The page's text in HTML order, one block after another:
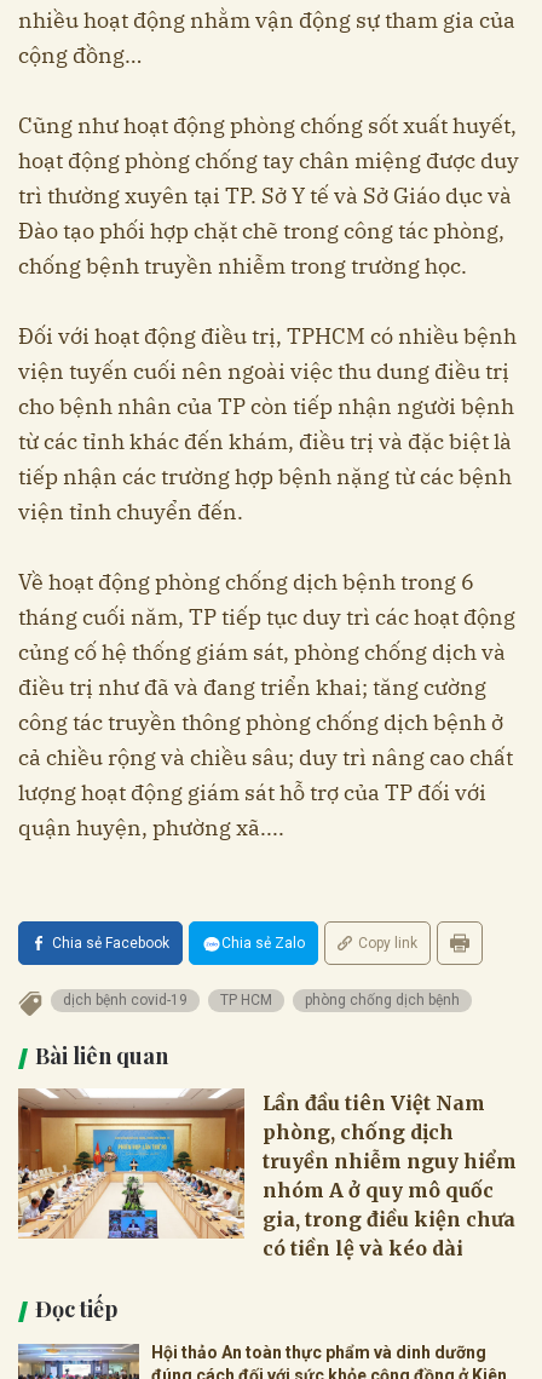
nhiều hoạt động nhằm vận động sự tham gia của
cộng đồng…
Cũng như hoạt động phòng chống sốt xuất huyết,
hoạt động phòng chống tay chân miệng được duy
trì thường xuyên tại TP. Sở Y tế và Sở Giáo dục và
Đào tạo phối hợp chặt chẽ trong công tác phòng,
chống bệnh truyền nhiễm trong trường học.
Đối với hoạt động điều trị, TPHCM có nhiều bệnh
viện tuyến cuối nên ngoài việc thu dung điều trị
cho bệnh nhân của TP còn tiếp nhận người bệnh
từ các tỉnh khác đến khám, điều trị và đặc biệt là
tiếp nhận các trường hợp bệnh nặng từ các bệnh
viện tỉnh chuyển đến.
Về hoạt động phòng chống dịch bệnh trong 6
tháng cuối năm, TP tiếp tục duy trì các hoạt động
củng cố hệ thống giám sát, phòng chống dịch và
điều trị như đã và đang triển khai; tăng cường
công tác truyền thông phòng chống dịch bệnh ở
cả chiều rộng và chiều sâu; duy trì nâng cao chất
lượng hoạt động giám sát hỗ trợ của TP đối với
quận huyện, phường xã....
Chia sẻ Facebook Chia sẻ Zalo Copy link
dịch bệnh covid-19 TP HCM phòng chống dịch bệnh
Bài liên quan
Lần đầu tiên Việt Nam
phòng, chống dịch
truyền nhiễm nguy hiểm
nhóm A ở quy mô quốc
gia, trong điều kiện chưa
có tiền lệ và kéo dài
Đọc tiếp
Hội thảo An toàn thực phẩm và dinh dưỡng
đúng cách đối với sức khỏe cộng đồng ở Kiên